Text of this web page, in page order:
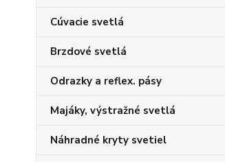
Cúvacie svetlá
Brzdové svetlá
Odrazky a reflex. pásy
Majáky, výstražné svetlá
Náhradné kryty svetiel